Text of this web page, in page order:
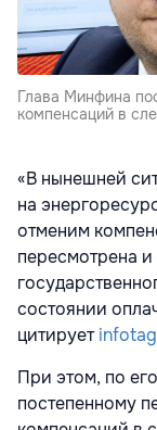
Глава Минфина
компенсаций в
«В нынешней
на
отменим
пересмотрена
состоянии
цитирует
При этом, по
постепенному